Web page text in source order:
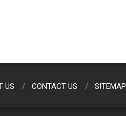
US CONTACT US SITEMAP